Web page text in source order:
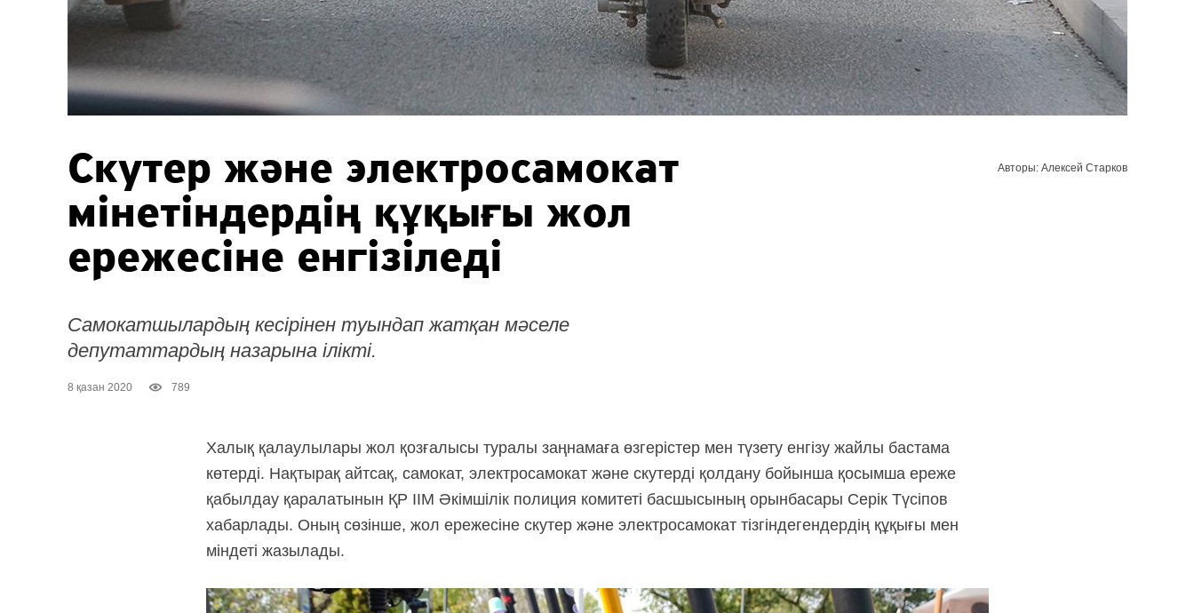
Скутер және электросамокат
мінетіндердің құқығы жол
ережесіне енгізіледі
Самокатшылардың кесірінен туындап жатқан мәселе
депутаттардың назарына ілікті.
8 қазан 2020 789
Авторы: Алексей Старков
Халық қалаулылары жол қозғалысы туралы заңнамаға өзгерістер мен түзету енгізу жайлы бастама
көтерді. Нақтырақ айтсақ, самокат, электросамокат және скутерді қолдану бойынша қосымша ереже
қабылдау қаралатынын ҚР ІІМ Әкімшілік полиция комитеті басшысының орынбасары Серік Түсіпов
хабарлады. Оның сөзінше, жол ережесіне скутер және электросамокат тізгіндегендердің құқығы мен
міндеті жазылады.